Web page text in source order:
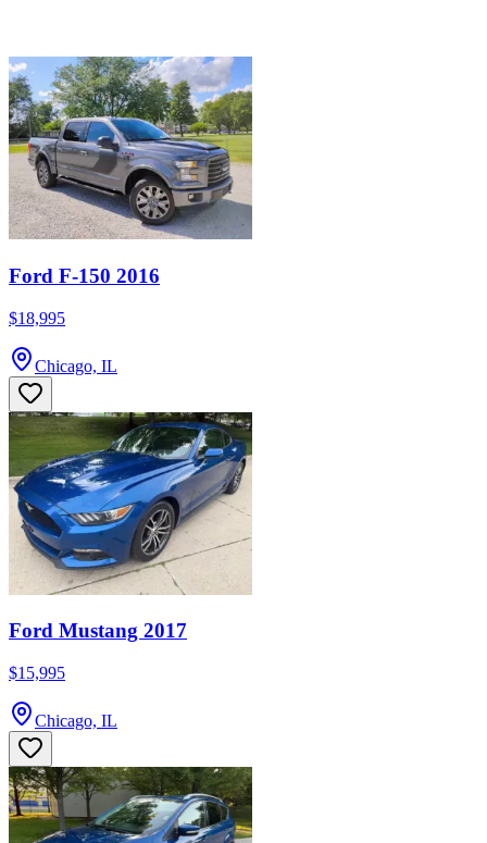
Ford F-150 2016
$18,995
Chicago, IL
Ford Mustang 2017
$15,995
Chicago, IL